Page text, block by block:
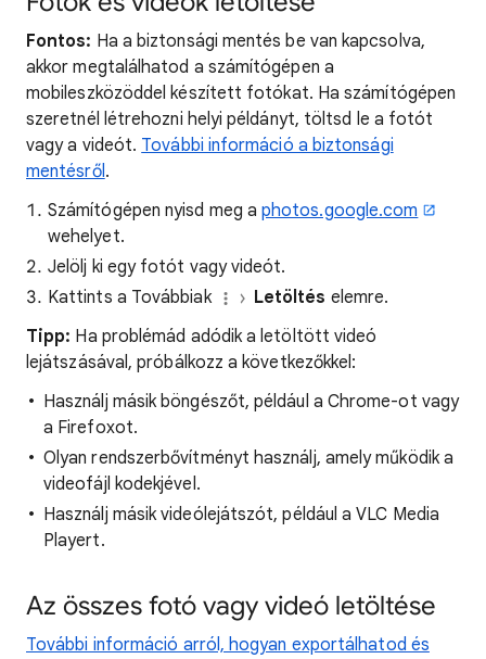
Fontos: Ha a biztonsági mentés be van kapcsolva,
akkor megtalálhatod a számítógépen a
mobileszközöddel készített fotókat. Ha számítógépen
szeretnél létrehozni helyi példányt, töltsd le a fotót
vagy a videót. További információ a biztonsági
mentésről.
Számítógépen nyisd meg aphotos.google.com
wehelyet.
Jelölj ki egy fotót vagy videót.
Kattints a Továbbiak
Letöltés elemre.
Tipp: Ha problémád adódik a letöltött videó
lejátszásával, próbálkozz a következőkkel:
Használj másik böngészőt, például a Chrome-ot vagy
a Firefoxot.
Olyan rendszerbővítményt használj, amely működik a
videofájl kodekjével.
Használj másik videólejátszót, például a VLC Media
Playert.
Az összes fotó vagy videó letöltése
További információ arról, hogyan exportálhatod és